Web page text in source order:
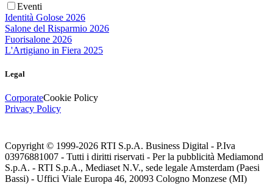
Eventi
Identità Golose 2026
Salone del Risparmio 2026
Fuorisalone 2026
L'Artigiano in Fiera 2025
Legal
CorporateCookie Policy
Privacy Policy
Copyright © 1999-2026 RTI S.p.A. Business Digital - P.Iva
03976881007 - Tutti i diritti riservati - Per la pubblicità Mediamond
S.p.A. - RTI S.p.A., Mediaset N.V., sede legale Amsterdam (Paesi
Bassi) - Uffici Viale Europa 46, 20093 Cologno Monzese (MI)